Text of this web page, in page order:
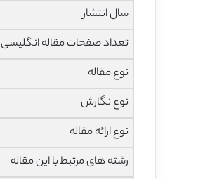
سال انتشار
تعداد صفحات مقاله انگلیسی
نوع مقاله
نوع نگارش
نوع ارائه مقاله
رشته های مرتبط با این مقاله